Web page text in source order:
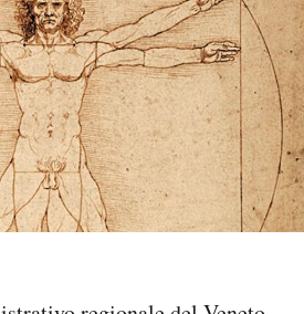
Mondiali calcio 2026